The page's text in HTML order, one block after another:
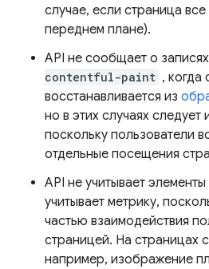
случае, если страница
переднем плане).
API не сообщает о записях
contentful-paint , когда
восстанавливается из
но в этих случаях следует
поскольку пользователи
отдельные посещения
API не учитывает
учитывает метрику,
частью взаимодействия
страницей. На страницах
например, изображение